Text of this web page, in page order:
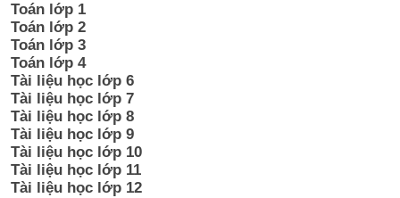
Toán lớp 1
Toán lớp 2
Toán lớp 3
Toán lớp 4
Tài liệu học lớp 6
Tài liệu học lớp 7
Tài liệu học lớp 8
Tài liệu học lớp 9
Tài liệu học lớp 10
Tài liệu học lớp 11
Tài liệu học lớp 12